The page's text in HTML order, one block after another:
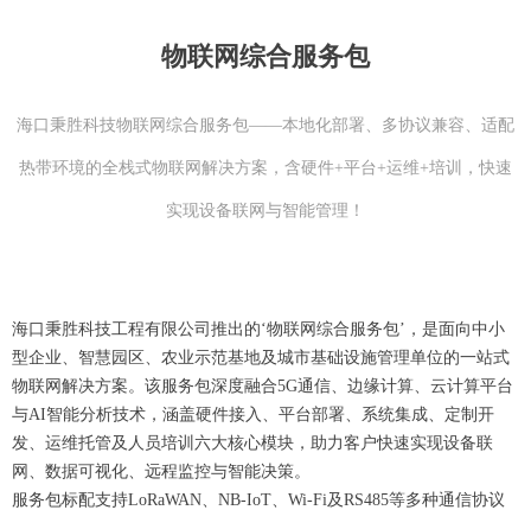
物联网综合服务包
海口秉胜科技物联网综合服务包——本地化部署、多协议兼容、适配
热带环境的全栈式物联网解决方案，含硬件+平台+运维+培训，快速
实现设备联网与智能管理！
海口秉胜科技工程有限公司推出的‘物联网综合服务包’，是面向中小
型企业、智慧园区、农业示范基地及城市基础设施管理单位的一站式
物联网解决方案。该服务包深度融合5G通信、边缘计算、云计算平台
与AI智能分析技术，涵盖硬件接入、平台部署、系统集成、定制开
发、运维托管及人员培训六大核心模块，助力客户快速实现设备联
网、数据可视化、远程监控与智能决策。
服务包标配支持LoRaWAN、NB-IoT、Wi-Fi及RS485等多种通信协议